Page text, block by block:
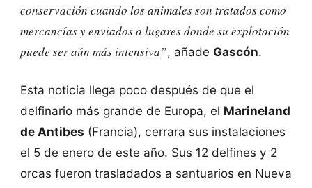
conservación cuando los animales son tratados como
mercancías y enviados a lugares donde su explotación
puede ser aún más intensiva”, añade Gascón.
Esta noticia llega poco después de que el
delfinario más grande de Europa, el Marineland
de Antibes (Francia), cerrara sus instalaciones
el 5 de enero de este año. Sus 12 delfines y 2
orcas fueron trasladados a santuarios en Nueva